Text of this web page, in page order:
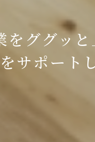
を ググッ
サポート